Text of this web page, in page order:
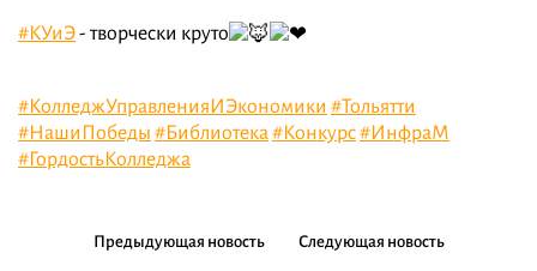
#КУиЭ- творчески круто
#КолледжУправленияИЭкономики #Тольятти
#НашиПобеды #Библиотека#Конкурс#ИнфраМ
#ГордостьКолледжа
Предыдующая новость Следующая новость